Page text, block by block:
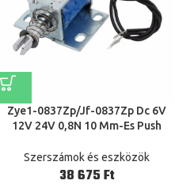
Zye1-0837Zp/Jf-0837Zp Dc 6V
12V 24V 0,8N 10 Mm-Es Push
Mágnesszelep Elektromágnes
Szerszámok és eszközök
Ft